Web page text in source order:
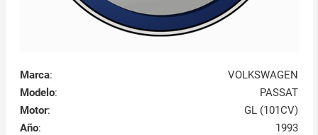
Marca:
VOLKSWAGEN
Modelo:
PASSAT
Motor:
GL (101CV)
Año: 1993